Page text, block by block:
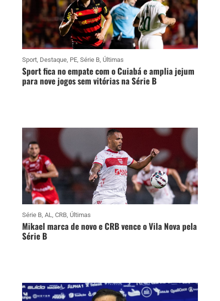
Sport, Destaque, PE, Série B, Últimas
Sport fica no empate com o Cuiabá e amplia jejum
para nove jogos sem vitórias na Série B
Série B, AL, CRB, Últimas
Mikael marca de novo e CRB vence o Vila Nova pela
Série B